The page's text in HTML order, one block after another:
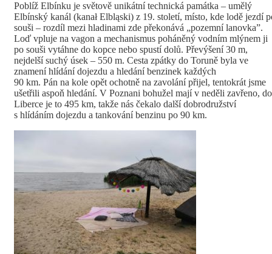
Poblíž Elbínku je světově unikátní technická památka – umělý
Elbínský kanál (kanał Elbląski) z 19. století, místo, kde lodě jezdí
souši – rozdíl mezi hladinami zde překonává „pozemní lanovka”.
Loď vpluje na vagon a mechanismus poháněný vodním mlýnem ji
po souši vytáhne do kopce nebo spustí dolů. Převýšení 30 m,
nejdelší suchý úsek – 550 m. Cesta zpátky do Toruně byla ve
znamení hlídání dojezdu a hledání benzinek každých
90 km. Pán na kole opět ochotně na zavolání přijel, tentokrát jsme
ušetřili aspoň hledání. V Poznani bohužel mají v neděli zavřeno, do
Liberce je to 495 km, takže nás čekalo další dobrodružství
s hlídáním dojezdu a tankování benzinu po 90 km.